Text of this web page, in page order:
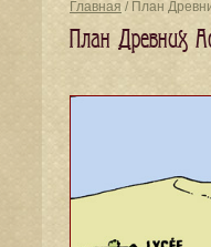
Главная / План
План Древних